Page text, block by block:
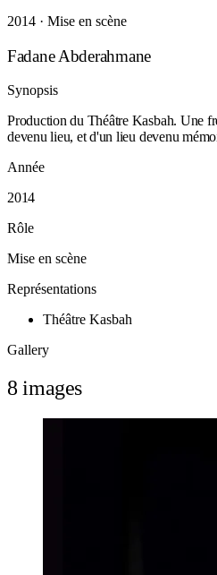
2014 · Mise en scène
Fadane Abderahmane
Synopsis
Production du Théâtre Kasbah. Une
devenu lieu, et d'un lieu devenu
Année
2014
Rôle
Mise en scène
Représentations
Théâtre Kasbah
Gallery
8 images